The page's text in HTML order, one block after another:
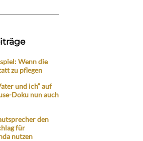
Wenn die
zu pflegen
und ich“ auf
Doku nun auch
den
für
nutzen